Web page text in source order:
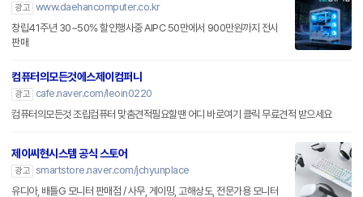
광고 www.daehancomputer.co.kr
창립41주년 30~50% 할인행사중 AIPC 50만에서 900만원까지 전시
판매
컴퓨터의모든것에스제이컴퍼니
광고
cafe.naver.com/leoin0220
컴퓨터의모든것 조립컴퓨터 맞춤견적필요할땐 어디 바로여기 클릭 무료견적 받으세요
제이씨현시스템 공식 스토어
광고 smartstore.naver.com/jchyunplace
유디아, 배틀G 모니터 판매점 / 사무, 게이밍, 고해상도, 전문가용 모니터